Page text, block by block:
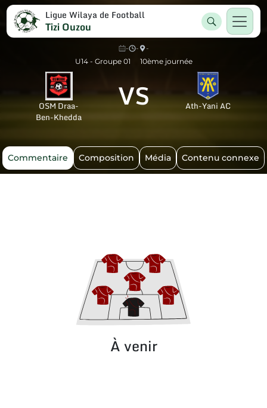
Ligue Wilaya de Football
Tizi Ouzou
- -
-
U14 - Groupe 01
10ème journée
OSM Draa-
Ben-Khedda
VS Ath-Yani AC
Commentaire Composition Média Contenu connexe
À venir